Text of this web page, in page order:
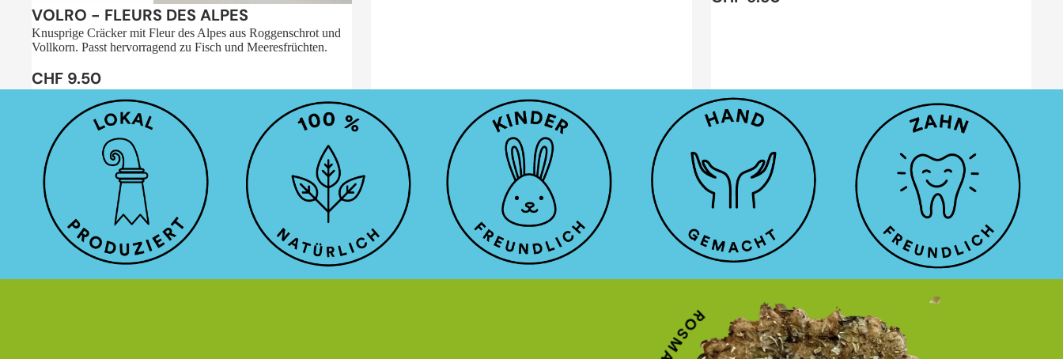
Sale
VOLRO - FLEURS DES ALPES
Knusprige Cräcker mit Fleur des Alpes aus Roggenschrot und
Vollkorn. Passt hervorragend zu Fisch und Meeresfrüchten.
CHF 9.50